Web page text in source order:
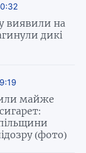
виявили на
дикі
майже
(фото)